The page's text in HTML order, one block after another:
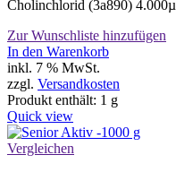
Cholinchlorid (3a890)
Zur Wunschliste hinzufügen
In den Warenkorb
inkl. 7 % MwSt.
zzgl. Versandkosten
Produkt enthält: 1 g
Quick view
Vergleichen